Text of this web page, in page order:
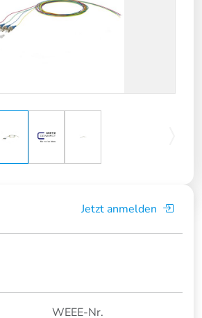
Jetzt anmelden
WEEE-Nr.